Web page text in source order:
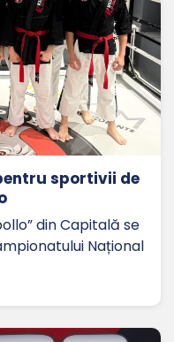
sportivii de
din Capitală se
Național